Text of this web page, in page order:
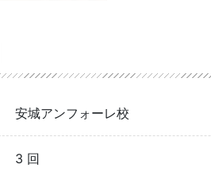
安城アンフォーレ校
3 回